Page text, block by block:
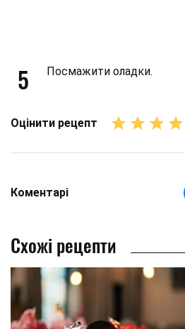
5 Посмажити оладки.
Оцінити рецепт
Коментарі
Схожі рецепти